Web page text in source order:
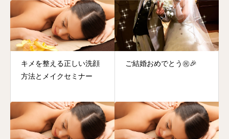
キメを整える正しい洗顔
方法とメイクセミナー
ご結婚おめでとう㊗️🎉